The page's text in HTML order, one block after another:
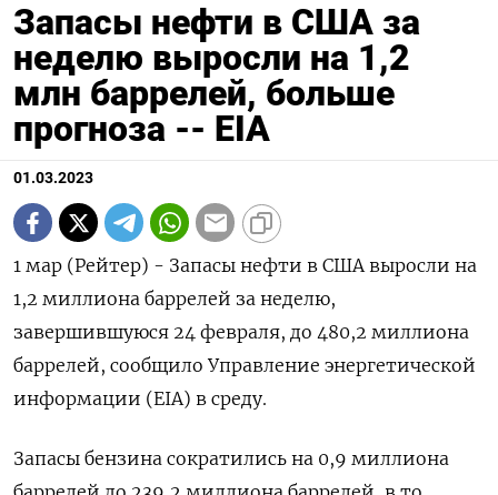
Запасы нефти в США за
неделю выросли на 1,2
млн баррелей, больше
прогноза -- EIA
01.03.2023
1 мар (Рейтер) - Запасы нефти в США выросли на
1,2 миллиона баррелей за неделю,
завершившуюся 24 февраля, до 480,2 миллиона
баррелей, сообщило Управление энергетической
информации (EIA) в среду.
Запасы бензина сократились на 0,9 миллиона